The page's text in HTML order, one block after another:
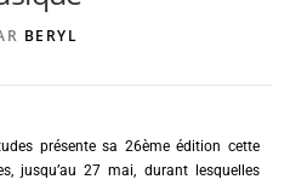
BERYL
présente sa 26ème édition cette
jusqu’au 27 mai, durant lesquelles